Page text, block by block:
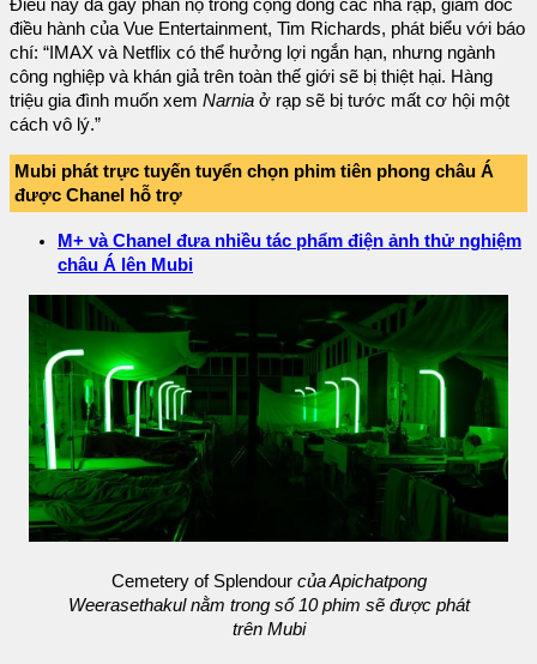
Điều này đã gây phẫn nộ trong cộng đồng các nhà rạp, giám đốc
điều hành của Vue Entertainment, Tim Richards, phát biểu với báo
chí: “IMAX và Netflix có thể hưởng lợi ngắn hạn, nhưng ngành
công nghiệp và khán giả trên toàn thế giới sẽ bị thiệt hại. Hàng
triệu gia đình muốn xem Narnia ở rạp sẽ bị tước mất cơ hội một
cách vô lý.”
Mubi phát trực tuyến tuyển chọn phim tiên phong châu Á
được Chanel hỗ trợ
M+ và Chanel đưa nhiều tác phẩm điện ảnh thử nghiệm
châu Á lên Mubi
Cemetery of Splendour của Apichatpong
Weerasethakul nằm trong số 10 phim sẽ được phát
trên Mubi